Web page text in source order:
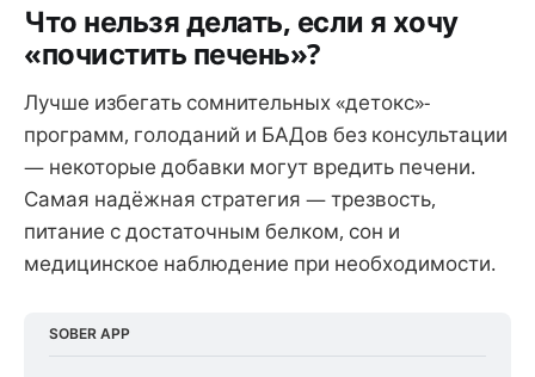
Что нельзя делать, если я хочу
«почистить печень»?
Лучше избегать сомнительных «детокс»-
программ, голоданий и БАДов без консультации
— некоторые добавки могут вредить печени.
Самая надёжная стратегия — трезвость,
питание с достаточным белком, сон и
медицинское наблюдение при необходимости.
SOBER APP